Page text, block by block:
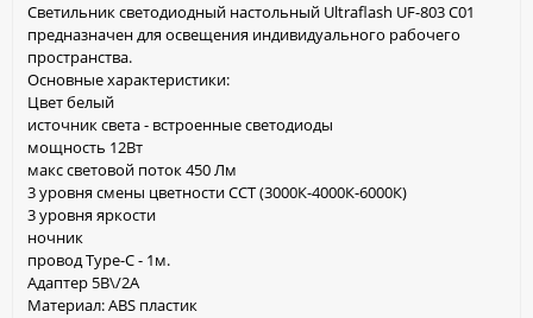
Светильник светодиодный настольный Ultraflash UF-803 C01
предназначен для освещения индивидуального рабочего
пространства.
Основные характеристики:
Цвет белый
источник света - встроенные светодиоды
мощность 12Вт
макс световой поток 450 Лм
3 уровня смены цветности ССТ (3000К-4000К-6000К)
3 уровня яркости
ночник
провод Type-C - 1м.
Адаптер 5В\/2А
Материал: ABS пластик